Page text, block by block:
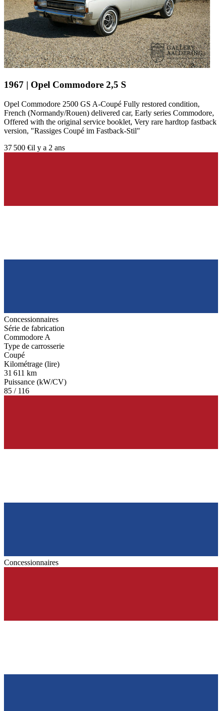
1967 | Opel Commodore 2,5 S
Opel Commodore 2500 GS A-Coupé Fully restored condition,
French (Normandy/Rouen) delivered car, Early series Commodore,
Offered with the original service booklet, Very rare hardtop fastback
version, "Rassiges Coupé im Fastback-Stil"
37 500 €il y a 2 ans
Concessionnaires
Série de fabrication
Commodore A
Type de carrosserie
Coupé
Kilométrage (lire)
31 611 km
Puissance (kW/CV)
85 / 116
Concessionnaires